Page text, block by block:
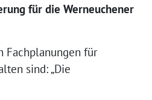
für die Werneuchener
Fachplanungen für
sind: „Die